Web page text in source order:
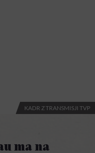
KADR Z TRANSMISJI TVP
ma na